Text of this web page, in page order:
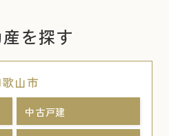
を探す
山市
中古戸建